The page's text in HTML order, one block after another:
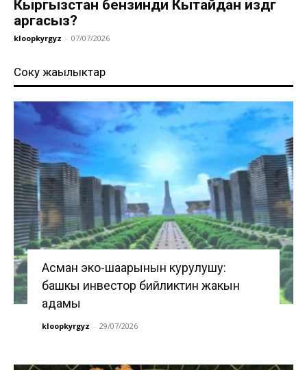
Кыргызстан бензинди Кытайдан издөөгө
аргасыз?
kloopkyrgyz - 07/07/2026
Соңку жаңылыктар
Асман эко-шаарынын курулушу:
башкы инвестор бийликтин жакын
адамы
kloopkyrgyz - 29/07/2026